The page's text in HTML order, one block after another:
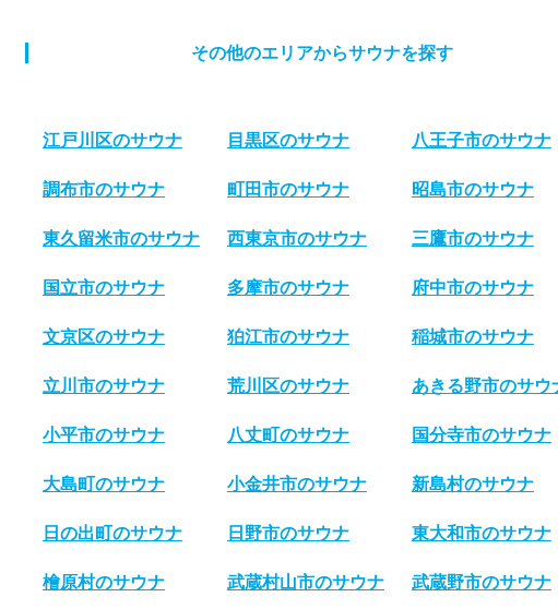
その他のエリアからサウナを探す
江戸川区のサウナ 目黒区のサウナ 八王子市のサウナ
調布市のサウナ 町田市のサウナ 昭島市のサウナ
東久留米市のサウナ 西東京市のサウナ 三鷹市のサウナ
国立市のサウナ 多摩市のサウナ 府中市のサウナ
文京区のサウナ 狛江市のサウナ 稲城市のサウナ
立川市のサウナ 荒川区のサウナ あきる野市のサウ
小平市のサウナ 八丈町のサウナ 国分寺市のサウナ
大島町のサウナ 小金井市のサウナ 新島村のサウナ
日の出町のサウナ 日野市のサウナ 東大和市のサウナ
檜原村のサウナ 武蔵村山市のサウナ 武蔵野市のサウナ